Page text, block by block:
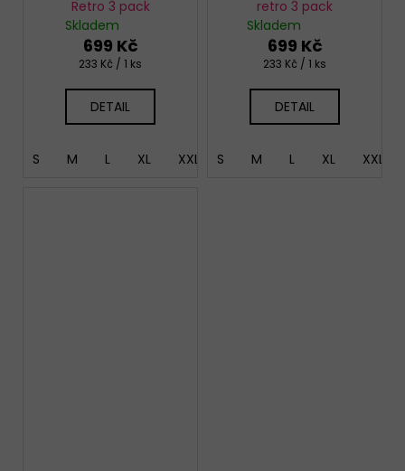
Retro 3 pack
Skladem
699 Kč
Měrná
233 Kč / 1 ks
DETAIL
S M L XL XXL
retro 3 pack
Skladem
699 Kč
Měrná
233 Kč / 1 ks
DETAIL
S M L XL XXL